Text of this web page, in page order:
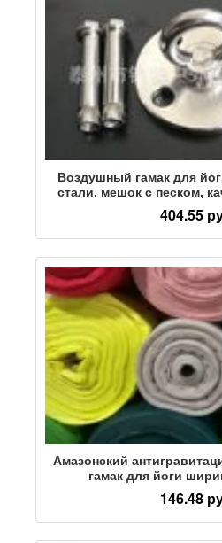
Воздушный гамак для
стали, мешок с песком,
пряжка, подвесной крюк
круглая
404.55
Амазонский
гамак для йоги
коммерческое
высоте, атласный танец,
146.48